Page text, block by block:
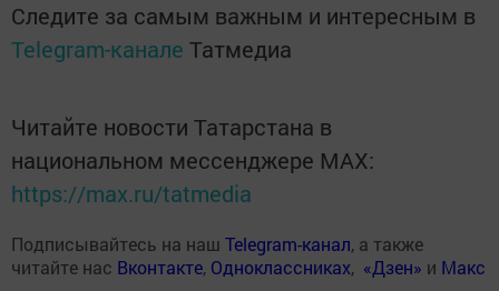
Следите за самым важным и интересным в
Telegram-канале Татмедиа
Читайте новости Татарстана в
национальном мессенджере MАХ:
https://max.ru/tatmedia
Подписывайтесь на наш Telegram-канал, а также
читайте нас Вконтакте, Одноклассниках, «Дзен» и Макс